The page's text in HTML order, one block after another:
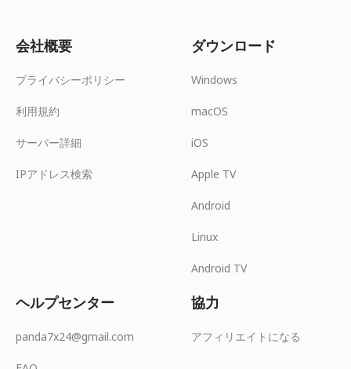
会社概要
プライバシーポリシー
利用規約
サーバー詳細
IPアドレス検索
ダウンロード
Windows
macOS
iOS
Apple TV
Android
Linux
Android TV
ヘルプセンター
panda7x24@gmail.com
協力
アフィリエイトになる